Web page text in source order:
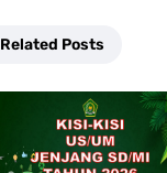
Related Posts